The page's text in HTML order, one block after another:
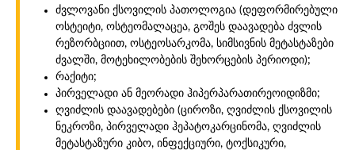
ძვლოვანი ქსოვილის პათოლოგია (დეფორმირებული
ოსტეიტი, ოსტეომალაცეა, გოშეს დაავადება ძვლის
რეზორბციით, ოსტეოსარკომა, სიმსივნის მეტასტაზები
ძვალში, მოტეხილობების შეხორცების პერიოდი);
რაქიტი;
პირველადი ან მეორადი ჰიპერპარათირეოიდიზმი;
ღვიძლის დაავადებები (ციროზი, ღვიძლის ქსოვილის
ნეკროზი, პირველადი ჰეპატოკარცინომა, ღვიძლის
მეტასტაზური კიბო, ინფექციური, ტოქსიკური,